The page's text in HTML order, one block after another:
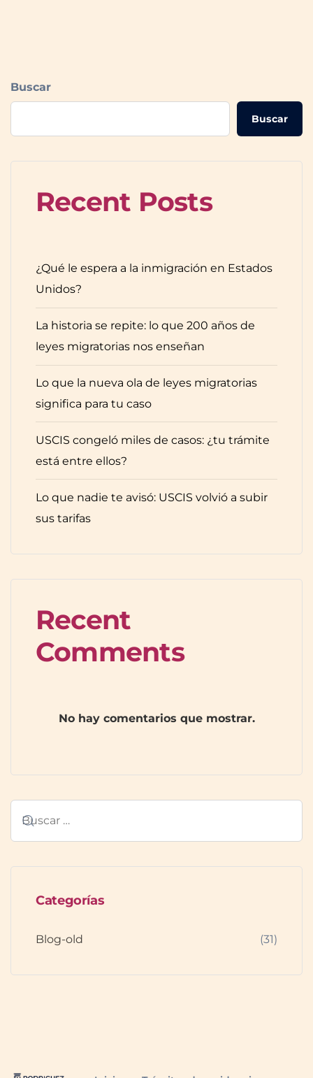
Buscar
Buscar
Recent Posts
¿Qué le espera a la inmigración en Estados
Unidos?
La historia se repite: lo que 200 años de
leyes migratorias nos enseñan
Lo que la nueva ola de leyes migratorias
significa para tu caso
USCIS congeló miles de casos: ¿tu trámite
está entre ellos?
Lo que nadie te avisó: USCIS volvió a subir
sus tarifas
Recent
Comments
No hay comentarios que mostrar.
Categorías
Blog-old (31)